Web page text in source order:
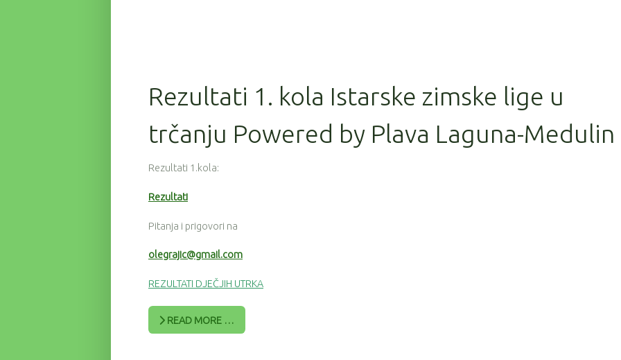
Rezultati 1. kola Istarske zimske lige u
trčanju Powered by Plava Laguna-Medulin
Rezultati 1.kola:
Rezultati
Pitanja i prigovori na
olegrajic@gmail.com
REZULTATI DJEČJIH UTRKA
READ MORE …